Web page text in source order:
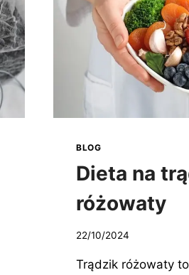
BLOG
Dieta na
różowaty
22/10/2024
Trądzik różowaty